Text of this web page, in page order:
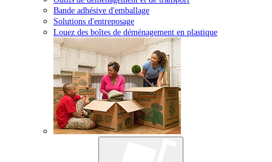
Bande adhésive d'emballage
Solutions d'entreposage
Louez des boîtes de déménagement en plastique